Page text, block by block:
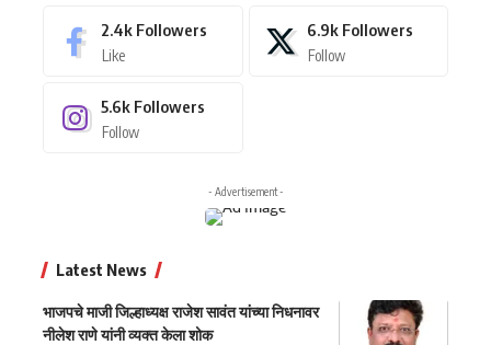
2.4k Followers
Like
6.9k Followers
Follow
5.6k Followers
Follow
- Advertisement -
Latest News
भाजपचे माजी जिल्हाध्यक्ष राजेश सावंत यांच्या निधनावर
नीलेश राणे यांनी व्यक्त केला शोक